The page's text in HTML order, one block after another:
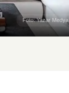
Foto: Yazar Medya